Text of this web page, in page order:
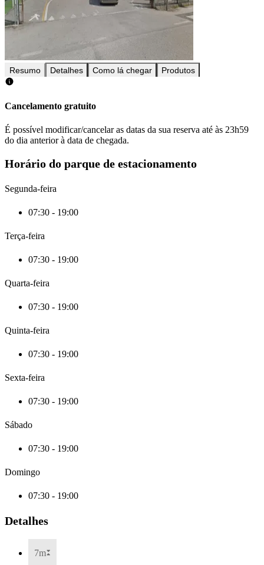
Resumo Detalhes Como lá chegar Produtos
Cancelamento gratuito
É possível modificar/cancelar as datas da sua reserva até às 23h59
do dia anterior à data de chegada.
Horário do parque de estacionamento
Segunda-feira
07:30 - 19:00
Terça-feira
07:30 - 19:00
Quarta-feira
07:30 - 19:00
Quinta-feira
07:30 - 19:00
Sexta-feira
07:30 - 19:00
Sábado
07:30 - 19:00
Domingo
07:30 - 19:00
Detalhes
7m